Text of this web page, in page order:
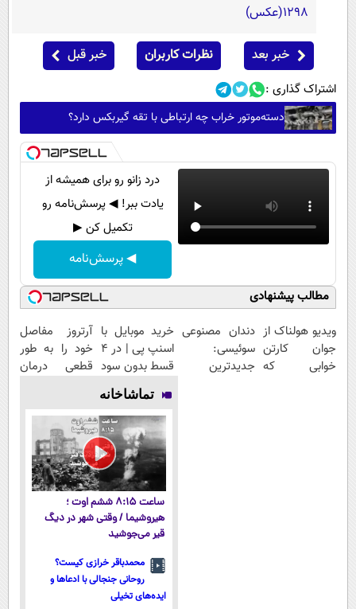
1298(عکس)
خبر بعد نظرات کاربران خبر قبل
اشتراک گذاری :
دسته‌موتور خراب چه ارتباطی با تقه گیربکس دارد؟
درد زانو رو برای همیشه از
یادت ببر! ◀ پرسش‌نامه رو
تکمیل کن ▶
◀ پرسش‌نامه
مطالب پیشنهادی
ویدیو هولناک از
جوان کارتن
خوابی که
دندان مصنوعی
سوئیسی:
جدیدترین
خرید موبایل با
اسنپ پی | در ۴
قسط بدون سود
و کارمزد!
آرتروز مفاصل
خود را به طور
قطعی درمان
تماشاخانه
ساعت ۸:۱۵ ششم اوت ؛
هیروشیما / وقتی شهر در دیگ
قیر می‌جوشید
محمدباقر خرازی کیست؟
روحانی جنجالی با ادعاها و
ایده‌های تخیلی